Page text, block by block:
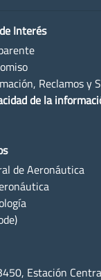
Interés
Reclamos y
de la
de Aeronáutica
Estación